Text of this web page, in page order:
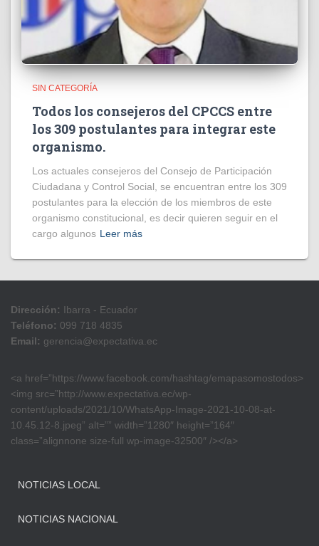
SIN CATEGORÍA
Todos los consejeros del CPCCS entre
los 309 postulantes para integrar este
organismo.
Los actuales consejeros del Consejo de Participación
Ciudadana y Control Social, se encuentran entre los 309
postulantes para la elección de los miembros de este
organismo constitucional, es decir quieren seguir en el
cargo algunos Leer más
Dirección: Ibarra - Ecuador
Teléfono: 099 718 4835
Email: gerencia@expectativa.ec
<a href=”https://www.facebook.com/hashtag/emapasomostodos>
<img src=”http://www.expectativa.ec/wp-
content/uploads/2021/10/WhatsApp-Image-2021-10-08-at-
10.45.12-8.jpeg” alt=”” width=”1280″ height=”164″
class=”alignnone size-full wp-image-32500″ /></a>
NOTICIAS LOCAL
NOTICIAS NACIONAL